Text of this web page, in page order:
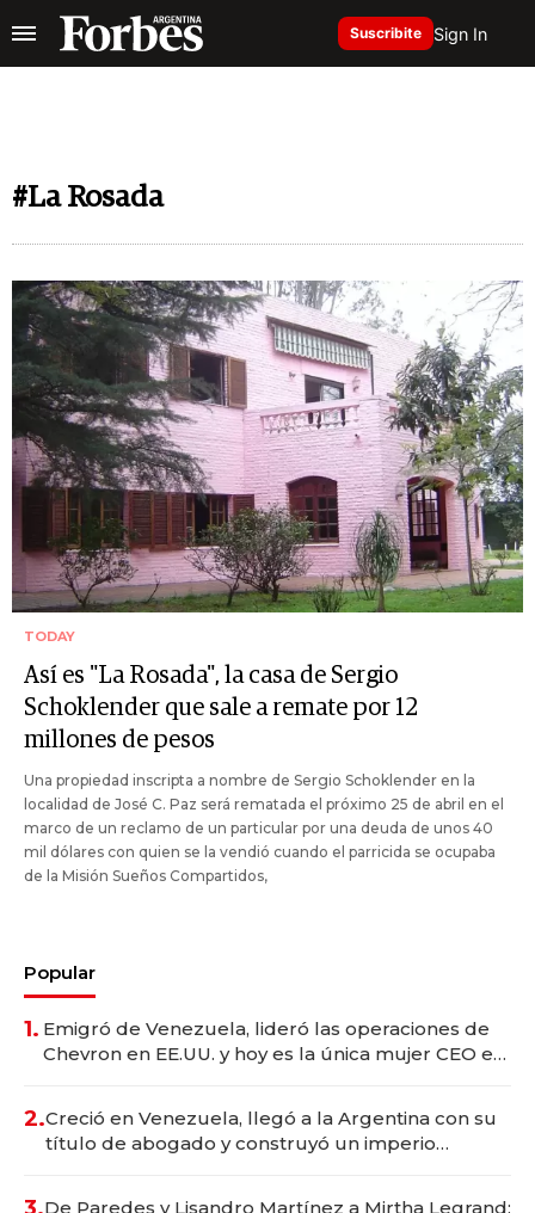
Suscribite Sign In
#La Rosada
TODAY
Así es "La Rosada", la casa de Sergio
Schoklender que sale a remate por 12
millones de pesos
Una propiedad inscripta a nombre de Sergio Schoklender en la
localidad de José C. Paz será rematada el próximo 25 de abril en el
marco de un reclamo de un particular por una deuda de unos 40
mil dólares con quien se la vendió cuando el parricida se ocupaba
de la Misión Sueños Compartidos,
Popular
1. Emigró de Venezuela, lideró las operaciones de
Chevron en EE.UU. y hoy es la única mujer CEO en
2.Creció en Venezuela, llegó a la Argentina con su
título de abogado y construyó un imperio
De Paredes y Lisandro Martínez a Mirtha Legrand: